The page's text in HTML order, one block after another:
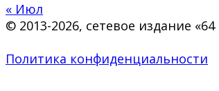
« Июл
© 2013-2026, сетевое издание
Политика конфиденциальности